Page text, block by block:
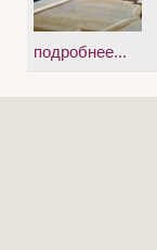
подробнее...